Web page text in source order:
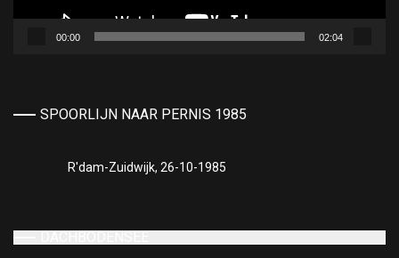
00:00 02:04
SPOORLIJN NAAR PERNIS 1985
R'dam-Zuidwijk, 26-10-1985